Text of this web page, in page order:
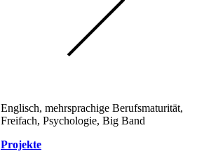
Englisch, mehrsprachige Berufsmaturität,
Freifach, Psychologie, Big Band
Projekte